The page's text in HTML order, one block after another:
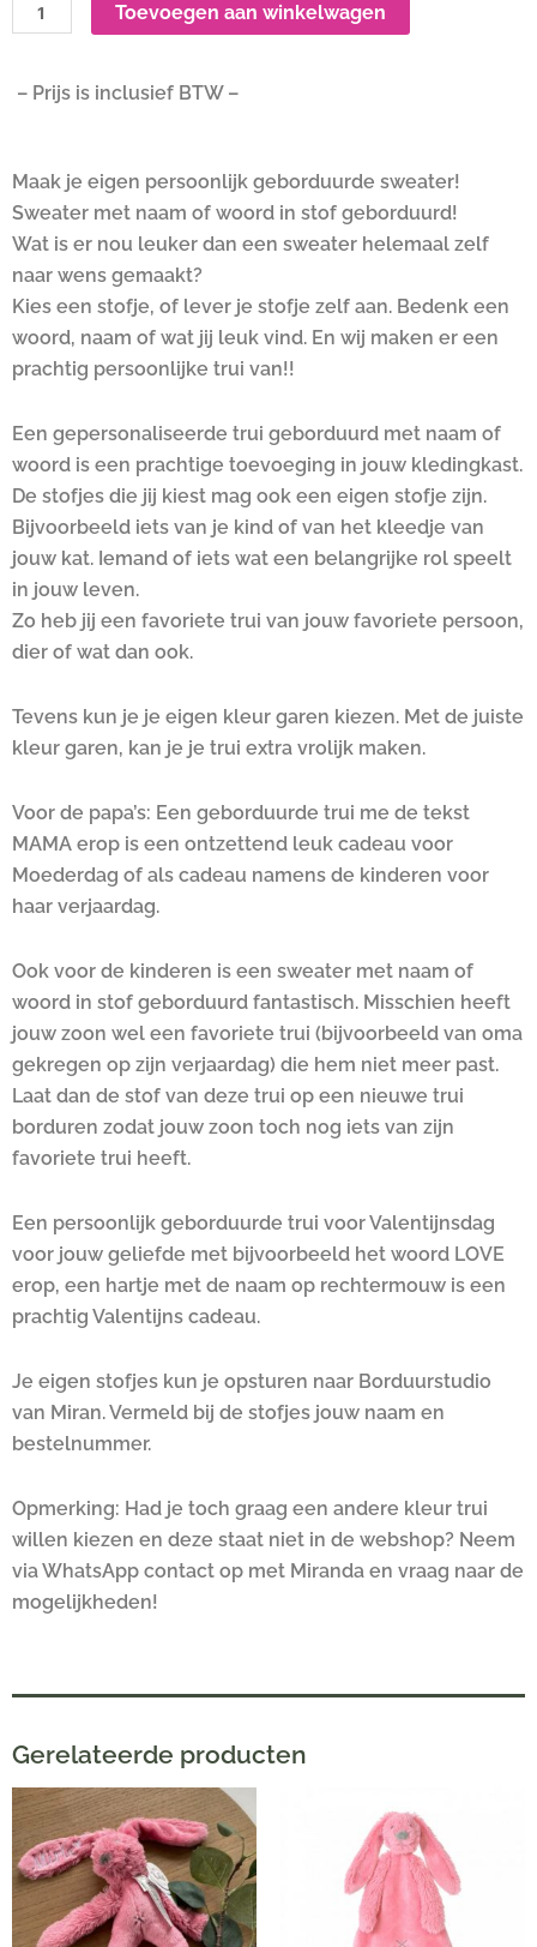
Toevoegen aan winkelwagen
– Prijs is inclusief BTW –
Maak je eigen persoonlijk geborduurde sweater!
Sweater met naam of woord in stof geborduurd!
Wat is er nou leuker dan een sweater helemaal zelf
naar wens gemaakt?
Kies een stofje, of lever je stofje zelf aan. Bedenk een
woord, naam of wat jij leuk vind. En wij maken er een
prachtig persoonlijke trui van!!
Een gepersonaliseerde trui geborduurd met naam of
woord is een prachtige toevoeging in jouw kledingkast.
De stofjes die jij kiest mag ook een eigen stofje zijn.
Bijvoorbeeld iets van je kind of van het kleedje van
jouw kat. Iemand of iets wat een belangrijke rol speelt
in jouw leven.
Zo heb jij een favoriete trui van jouw favoriete persoon,
dier of wat dan ook.
Tevens kun je je eigen kleur garen kiezen. Met de juiste
kleur garen, kan je je trui extra vrolijk maken.
Voor de papa’s: Een geborduurde trui me de tekst
MAMA erop is een ontzettend leuk cadeau voor
Moederdag of als cadeau namens de kinderen voor
haar verjaardag.
Ook voor de kinderen is een sweater met naam of
woord in stof geborduurd fantastisch. Misschien heeft
jouw zoon wel een favoriete trui (bijvoorbeeld van oma
gekregen op zijn verjaardag) die hem niet meer past.
Laat dan de stof van deze trui op een nieuwe trui
borduren zodat jouw zoon toch nog iets van zijn
favoriete trui heeft.
Een persoonlijk geborduurde trui voor Valentijnsdag
voor jouw geliefde met bijvoorbeeld het woord LOVE
erop, een hartje met de naam op rechtermouw is een
prachtig Valentijns cadeau.
Je eigen stofjes kun je opsturen naar Borduurstudio
van Miran. Vermeld bij de stofjes jouw naam en
bestelnummer.
Opmerking: Had je toch graag een andere kleur trui
willen kiezen en deze staat niet in de webshop? Neem
via WhatsApp contact op met Miranda en vraag naar de
mogelijkheden!
Gerelateerde producten